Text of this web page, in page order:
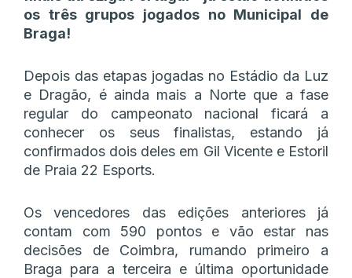
os três grupos jogados no Municipal de
Braga!
Depois das etapas jogadas no Estádio da Luz
e Dragão, é ainda mais a Norte que a fase
regular do campeonato nacional ficará a
conhecer os seus finalistas, estando já
confirmados dois deles em Gil Vicente e Estoril
de Praia 22 Esports.
Os vencedores das edições anteriores já
contam com 590 pontos e vão estar nas
decisões de Coimbra, rumando primeiro a
Braga para a terceira e última oportunidade